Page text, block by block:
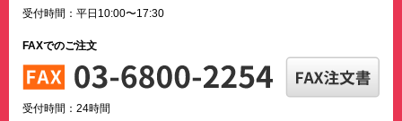
受付時間：平日10:00〜17:30
FAXでのご注文
受付時間：24時間